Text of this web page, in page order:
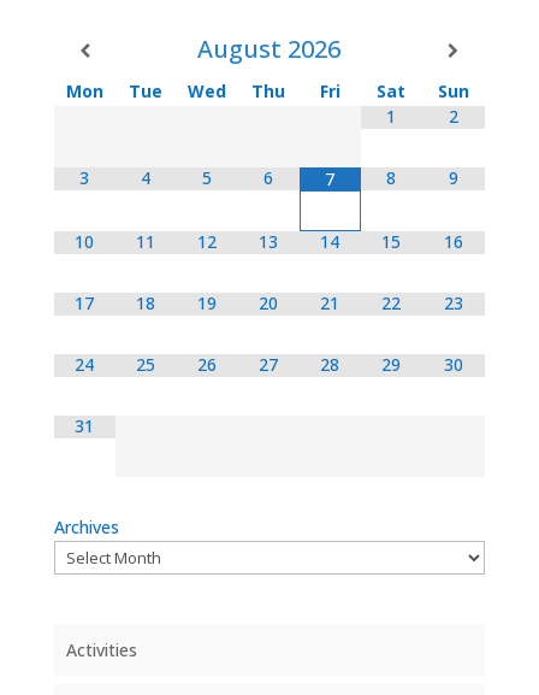
August 2026
Mon Tue Wed Thu Fri Sat
Sun
1
2
3 4 5 6 7 8 9
10 11 12 13 14 15 16
17 18 19 20 21 22 23
24 25 26 27 28 29 30
31
Archives
Activities